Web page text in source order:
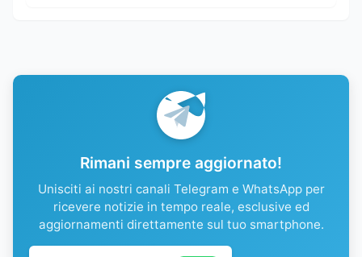
Rimani sempre aggiornato!
Unisciti ai nostri canali Telegram e WhatsApp per
ricevere notizie in tempo reale, esclusive ed
aggiornamenti direttamente sul tuo smartphone.